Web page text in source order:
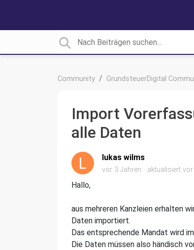
Community GrundsteuerDigital
Import
alle Daten
lukas wilms
vor 3 Jahren aktualisiert vor
Hallo,
aus mehreren Kanzleien erhalten
Daten importiert.
Das entsprechende Mandat wird
Die Daten müssen also händisch